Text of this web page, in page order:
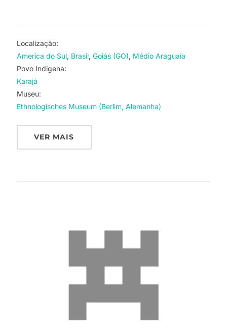
Localização:
America do Sul Brasil Goiás (GO) Médio Araguaia
Povo Indigena:
Karajá
Museu:
Ethnologisches Museum (Berlim, Alemanha)
VER MAIS